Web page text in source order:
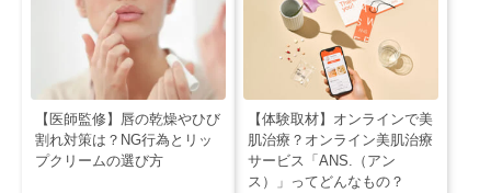
【医師監修】唇の乾燥やひび
割れ対策は？NG行為とリッ
プクリームの選び方
【体験取材】オンラインで美
肌治療？オンライン美肌治療
サービス「ANS.（アン
ス）」ってどんなもの？